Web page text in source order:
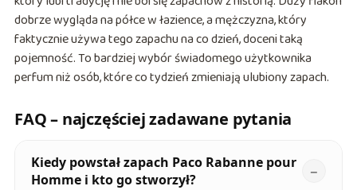
dobrze wygląda na półce w łazience, a mężczyzna, który
faktycznie używa tego zapachu na co dzień, doceni taką
pojemność. To bardziej wybór świadomego użytkownika
perfum niż osób, które co tydzień zmieniają ulubiony zapach.
FAQ – najczęściej zadawane pytania
Kiedy powstał zapach Paco Rabanne pour
Homme i kto go stworzył?